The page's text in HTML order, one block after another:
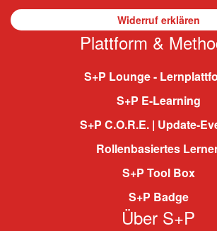
Widerruf erklären
Plattform &
S+P Lounge -
S+P E-Learning
S+P C.O.R.E. | Update-
Rollenbasiertes
S+P Tool Box
S+P Badge
Über S+P